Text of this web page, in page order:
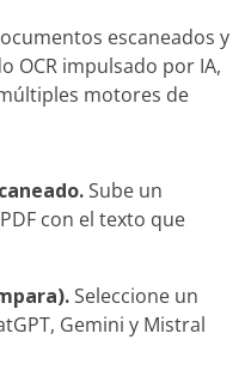
escaneados y
OCR impulsado por IA,
motores de
Sube un
con el texto que
Seleccione un
Gemini y Mistral